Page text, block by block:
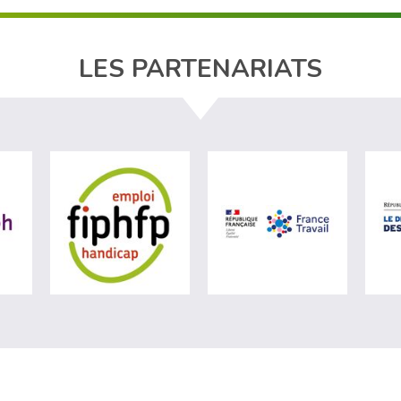
LES PARTENARIATS
du travail (nouvelle fenêtre)
visiter les site de Agefiph (nouvelle fenêtre)visiter les site de Fiphfp (nouvellevisiter les